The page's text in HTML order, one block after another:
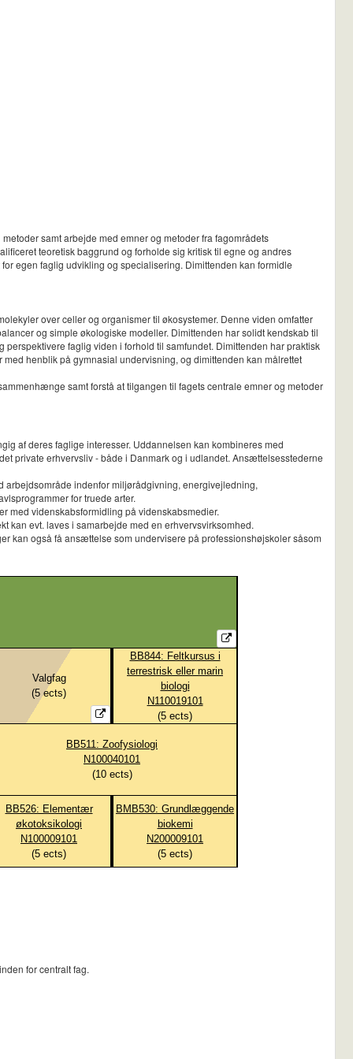
samt arbejde med emner og metoder fra fagområdets
teoretisk baggrund og forholde sig kritisk til egne og andres
egen faglig udvikling og specialisering. Dimittenden kan formidle
over celler og organismer til økosystemer. Denne viden omfatter
og simple økologiske modeller. Dimittenden har solidt kendskab til
faglig viden i forhold til samfundet. Dimittenden har praktisk
henblik på gymnasial undervisning, og dimittenden kan målrettet
samt forstå at tilgangen til fagets centrale emner og metoder
af deres faglige interesser. Uddannelsen kan kombineres med
private erhvervsliv - både i Danmark og i udlandet. Ansættelsesstederne
arbejdsområde indenfor miljørådgivning, energivejledning,
for truede arter.
med videnskabsformidling på videnskabsmedier.
kan evt. laves i samarbejde med en erhvervsvirksomhed.
kan også få ansættelse som undervisere på professionshøjskoler såsom
Valgfag
(5 ects)
BB844: Feltkursus i
terrestrisk eller marin
biologi
N110019101
(5 ects)
BB511: Zoofysiologi
N100040101
(10ects)
BB526: Elementær
økotoksikologi
N100009101
(5 ects)
BMB530: Grundlæggende
biokemi
N200009101
(5 ects)
for centralt fag.